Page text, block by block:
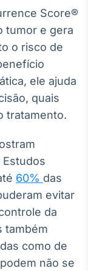
Score®
tumor e gera
o risco de
ele ajuda
quais
tratamento.
60% das
evitar
da
também
como de
não se